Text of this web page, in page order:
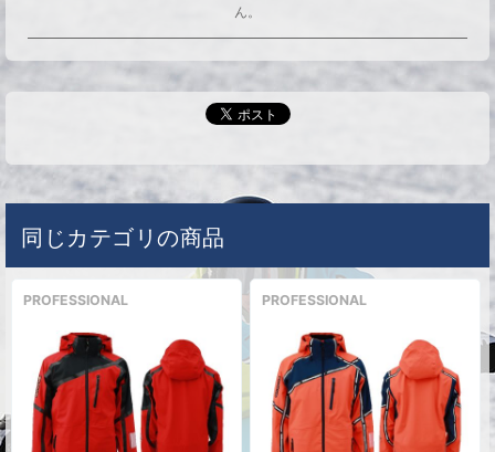
ん。
同じカテゴリの商品
PROFESSIONAL PROFESSIONAL